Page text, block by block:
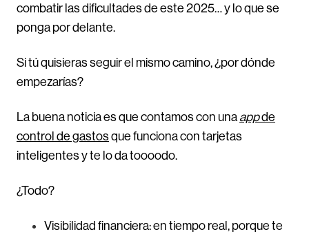
combatir las dificultades de este 2025… y lo que se
ponga por delante.
Si tú quisieras seguir el mismo camino, ¿por dónde
empezarías?
La buena noticia es que contamos con una appde
control de gastosque funciona con tarjetas
inteligentes y te lo da toooodo.
¿Todo?
Visibilidad financiera: en tiempo real, porque te